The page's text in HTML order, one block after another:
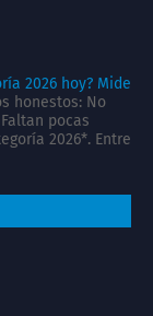
2026 hoy? Mide
honestos: No
pocas
2026*. Entre